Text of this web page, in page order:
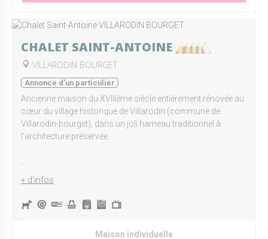
CHALET SAINT-ANTOINE
VILLARODIN BOURGET
Annonce d'un particulier
Ancienne maison du XVIIIème siècle entièrement rénovée au
cœur du village historique de Villarodin (commune de
Villarodin-bourget), dans un joli hameau traditionnel à
l'architecture préservée.
+ d'infos
Maison individuelle